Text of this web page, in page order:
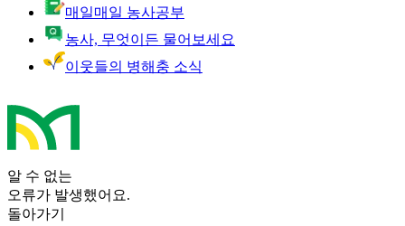
매일매일 농사공부
농사, 무엇이든 물어보세요
이웃들의 병해충 소식
알 수 없는
오류가 발생했어요.
돌아가기